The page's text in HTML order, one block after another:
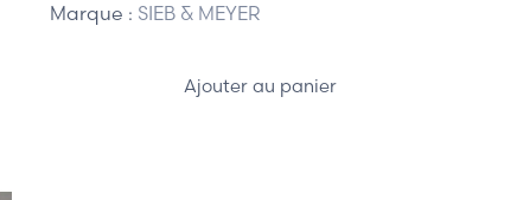
Marque : SIEB & MEYER
Ajouter au panier